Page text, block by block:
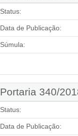
Status:
Data de Publicação:
Súmula:
Portaria 340/
Status:
Data de Publicação: